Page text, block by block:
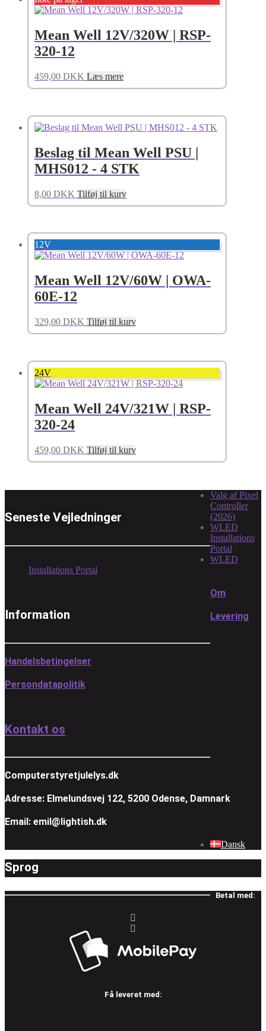
Mean Well 12V/320W | RSP-
320-12
459,00 DKK Læs mere
Beslag til Mean Well PSU |
MHS012 - 4 STK
8,00 DKK Tilføj til kurv
12V
Mean Well 12V/60W | OWA-
60E-12
329,00 DKK Tilføj til kurv
24V
Mean Well 24V/321W | RSP-
320-24
459,00 DKK Tilføj til kurv
Seneste Vejledninger
Valg af Pixel
Controller
(2026)
WLED
Installations
Portal
WLED
Installations Portal
Information
Om
Levering
Handelsbetingelser
Persondatapolitik
Kontakt os
Computerstyretjulelys.dk
Adresse: Elmelundsvej 122, 5200 Odense, Damnark
Email: emil@lightish.dk
Sprog
Dansk
Betal med:
Få leveret med: